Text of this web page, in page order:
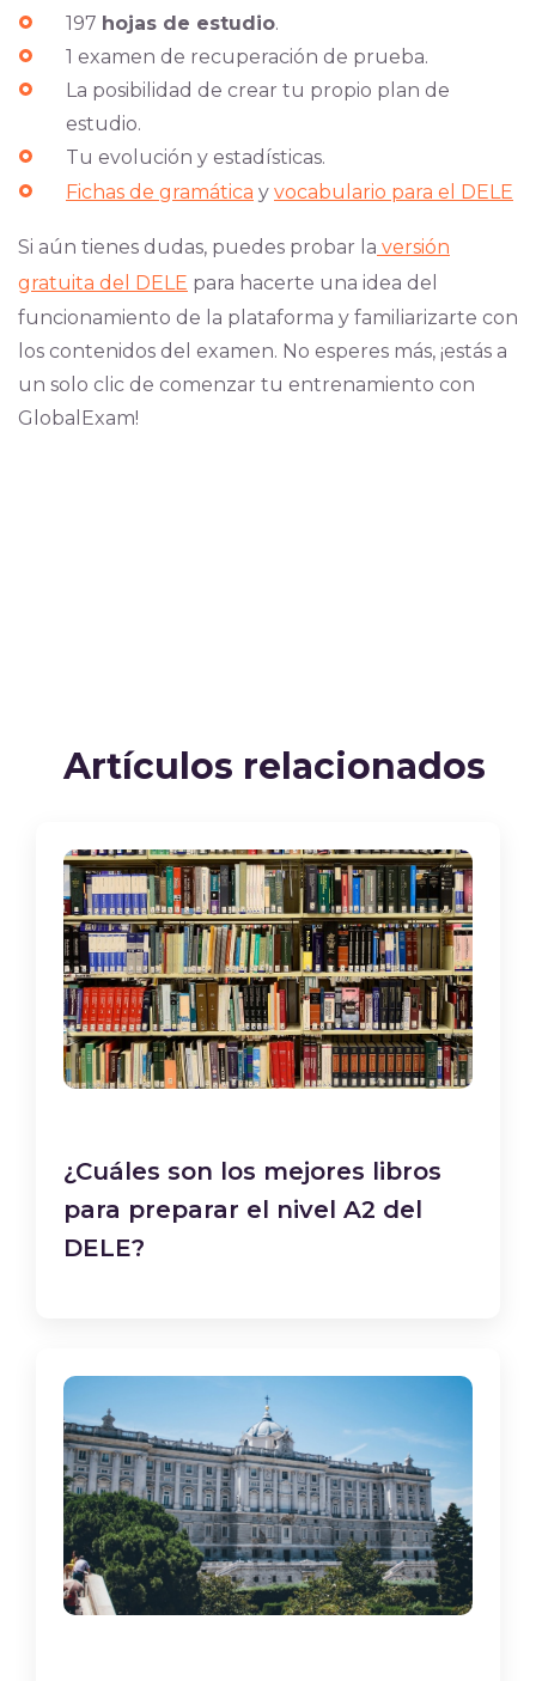
197 hojas de estudio.
1 examen de recuperación de prueba.
La posibilidad de crear tu propio plan de
estudio.
Tu evolución y estadísticas.
Fichas de gramática y vocabulario para el DELE
Si aún tienes dudas, puedes probar la versión
gratuita del DELE para hacerte una idea del
funcionamiento de la plataforma y familiarizarte con
los contenidos del examen. No esperes más, ¡estás a
un solo clic de comenzar tu entrenamiento con
GlobalExam!
Artículos relacionados
¿Cuáles son los mejores libros
para preparar el nivel A2 del
DELE?